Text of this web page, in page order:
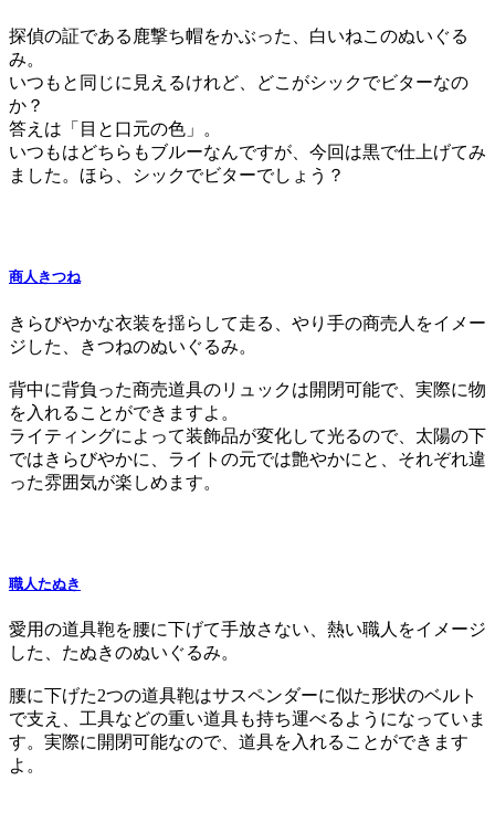
探偵の証である鹿撃ち帽をかぶった、白いねこのぬいぐる
み。
いつもと同じに見えるけれど、どこがシックでビターなの
か？
答えは「目と口元の色」。
いつもはどちらもブルーなんですが、今回は黒で仕上げてみ
ました。ほら、シックでビターでしょう？
商人きつね
きらびやかな衣装を揺らして走る、やり手の商売人をイメー
ジした、きつねのぬいぐるみ。
背中に背負った商売道具のリュックは開閉可能で、実際に物
を入れることができますよ。
ライティングによって装飾品が変化して光るので、太陽の下
ではきらびやかに、ライトの元では艶やかにと、それぞれ違
った雰囲気が楽しめます。
職人たぬき
愛用の道具鞄を腰に下げて手放さない、熱い職人をイメージ
した、たぬきのぬいぐるみ。
腰に下げた2つの道具鞄はサスペンダーに似た形状のベルト
で支え、工具などの重い道具も持ち運べるようになっていま
す。実際に開閉可能なので、道具を入れることができます
よ。